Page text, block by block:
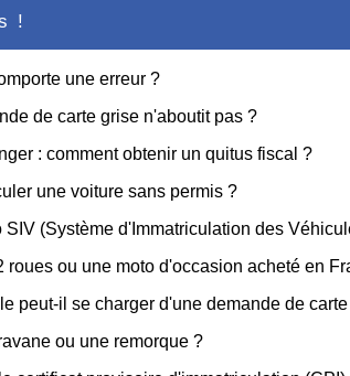
!
une erreur ?
de carte grise n'aboutit pas ?
: comment obtenir un quitus fiscal ?
une voiture sans permis ?
(Système d'Immatriculation des
roues ou une moto d'occasion acheté en
peut-il se charger d'une demande de
ou une remorque ?